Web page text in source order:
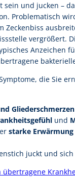
sein und jucken –
Problematisch
Zeckenbiss
vergrößert.
Anzeichen
die Sie
Gliederschmerzen
und
starke Erwärmung
juckt und sich
übertragene